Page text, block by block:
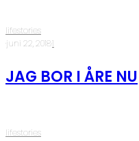
lifestories
·juni 22, 2018·1
JAG BOR I ÅRE NU
lifestories